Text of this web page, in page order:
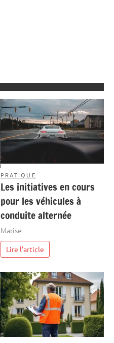
PRATIQUE
Les initiatives en cours
pour les véhicules à
conduite alternée
Marise
Lire l'article